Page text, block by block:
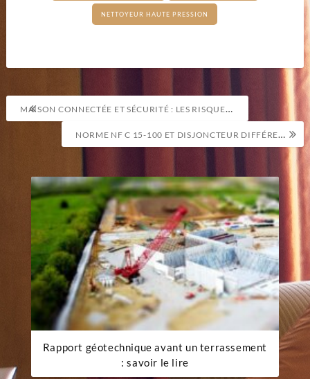
NETTOYEUR HAUTE PRESSION
Navigation
de
l’article
MAISON CONNECTÉE ET SÉCURITÉ : LES RISQUES DE PIRATAGE
NORME NF C 15-100 ET DISJONCTEUR DIFFÉRENTIEL IRVE
Rapport géotechnique avant un terrassement
: savoir le lire